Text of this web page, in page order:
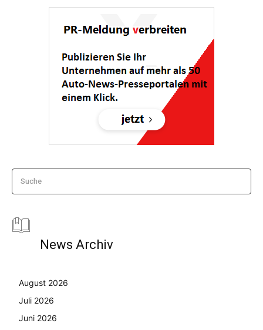
Suche
News Archiv
August 2026
Juli 2026
Juni 2026